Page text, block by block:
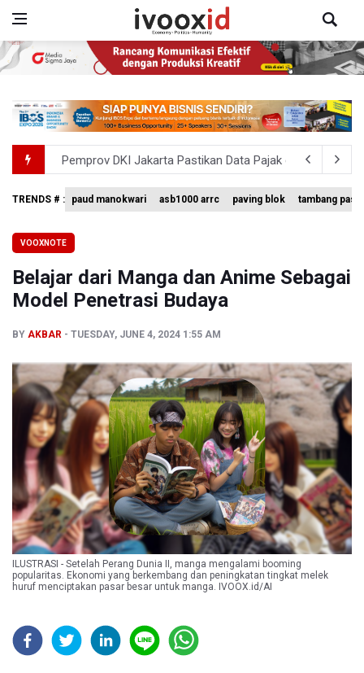
Pertumbuhan Ekonomi 5,3 Persen Belum Cukup
BPIP: Satu Siswa Sekolah Rakyat Jadi Calon Paskibraka
Kemensos Targetkan 150 Ribu Siswa Masuk Program
Pemprov DKI Jakarta Pastikan Data Pajak dan Aset
TRENDS # : paud manokwari asb1000 arrc paving blok tambang pasir
VOOXNOTE
Belajar dari Manga dan Anime Sebagai
Model Penetrasi Budaya
BY AKBAR TUESDAY, JUNE 4, 2024 1:55 AM
ILUSTRASI - Setelah Perang Dunia II, manga mengalami booming
popularitas. Ekonomi yang berkembang dan peningkatan tingkat melek
huruf menciptakan pasar besar untuk manga. IVOOX.id/AI